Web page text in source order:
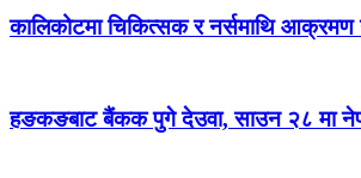
कालिकोटमा चिकित्सक र नर्समाथि आक्रमण
हङकङबाट बैंकक पुगे देउवा, साउन २८ मा